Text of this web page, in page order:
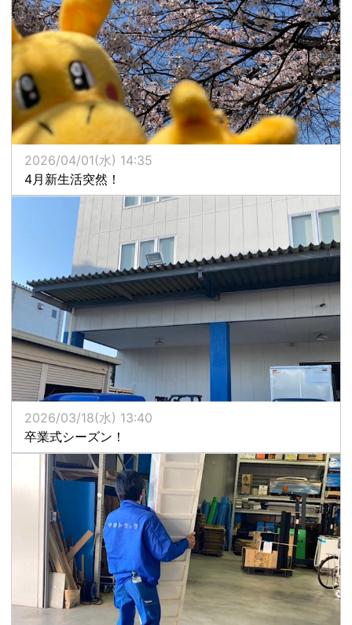
2026/04/01(水) 14:35
4月新生活突然！
2026/03/18(水) 13:40
卒業式シーズン！